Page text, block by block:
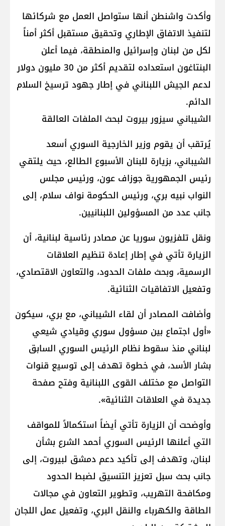
وأكدت واشنطن أنها ستواصل العمل مع شركائها
لتنفيذ الاتفاق الإطاري وتحقيق مستقبل أكثر أمناً
لكل من لبنان وإسرائيل والمنطقة، فيما أعلن
البنتاغون استعداده لتقديم أكثر من 30 مليون دولار
لدعم الجيش اللبناني في إطار جهود ترسيخ السلام
الدائم.
الشيباني سيزور بيروت لبحث الملفات العالقة
يُرتقب أن يقوم وزير الخارجية السوري أسعد
الشيباني، بزيارة للبنان الأسبوع الطالع، حيث يلتقي
رئيس الجمهورية جوزاف عون، ورئيس مجلس
النواب نبيه بري، ورئيس الحكومة نواف سلام، إلى
جانب عدد من المسؤولين اللبنانيين.
ونقل تلفزيون سوريا عن مصادر رئاسية لبنانية، أن
الزيارة تأتي في إطار إعادة تنظيم العلاقات
الرسمية، وبحث ملفات الحدود، والتعاون الاقتصادي،
وتفعيل الاتفاقيات الثنائية.
وأضافت المصادر أن لقاء الشيباني، مع بري، سيكون
«أول اجتماع بين مسؤول سوري وقيادي شيعي
لبناني منذ سقوط نظام الرئيس السوري السابق
بشار الأسد، في خطوة تهدف إلى توسيع قنوات
التواصل مع مختلف القوى اللبنانية وفتح صفحة
جديدة في العلاقات الثنائية».
وأوضحت أن الزيارة تأتي أيضاً استكمالاً للمواقف
التي أعلنها الرئيس السوري أحمد الشرع بشأن
لبنان، وتهدف إلى تأكيد دعم دمشق لبيروت، إلى
جانب بحث سبل تعزيز التنسيق لضبط الحدود
ومكافحة التهريب، وتطوير التعاون في مجالات
الطاقة والكهرباء والنقل البري، وتفعيل عمل اللجان